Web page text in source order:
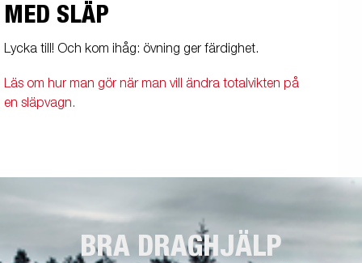
MED SLÄP
Lycka till! Och kom ihåg: övning ger färdighet.
Läs om hur man gör när man vill ändra totalvikten på
en släpvagn.
BRA DRAGHJÄLP